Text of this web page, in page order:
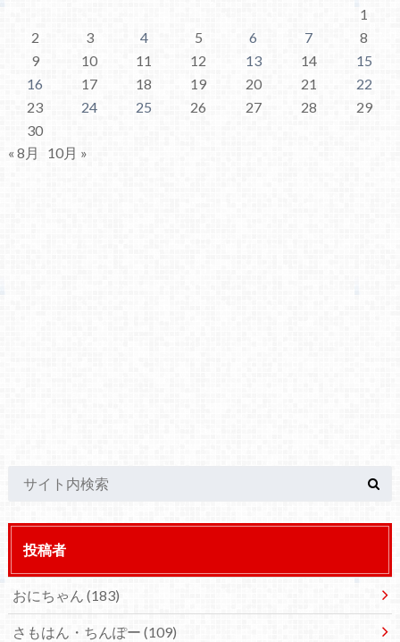
1
2
3 4 5 6 7
8
9
10 11 12 13 14
15
16
17 18 19 20 21
22
23
24 25 26 27 28
29
30
« 8月
10月 »
投稿者
おにちゃん (183)
さもはん・ちんぽー (109)